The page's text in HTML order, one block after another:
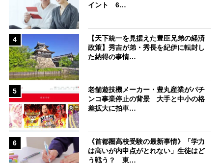
イント 6…
4
【天下統一を見据えた豊臣兄弟の経済
政策】秀吉が弟・秀長を紀伊に転封し
た納得の事情…
5
老舗遊技機メーカー・豊丸産業がパチ
ンコ事業停止の背景 大手と中小の格
差拡大に拍車…
6
《首都圏高校受験の最新事情》「学力
は高いが内申点がとれない」生徒はど
う戦う？ 東…